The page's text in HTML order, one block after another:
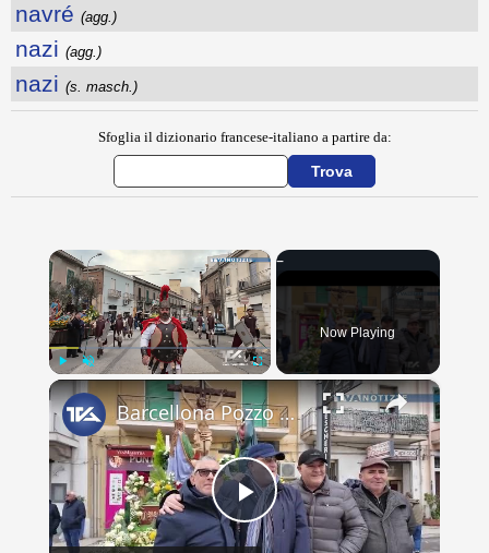
navré (agg.)
nazi (agg.)
nazi (s. masch.)
Sfoglia il dizionario francese-italiano a partire da:
×
Play Fullscreen
Now Playing
×
Play
Barcellona Pozzo di Gotto. Niente Varette: una scelta tra fede e tutela